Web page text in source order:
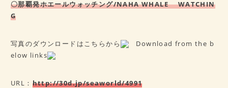
〇那覇発ホエールウォッチング/NAHA WHALE WATCHIN
G
写真のダウンロードはこちらから
Download from the b
elow links
URL： http://30d.jp/seaworld/4991